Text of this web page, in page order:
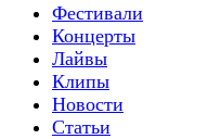
Фестивали
Концерты
Лайвы
Клипы
Новости
Статьи